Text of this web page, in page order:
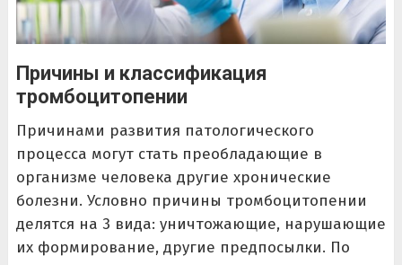
Причины и классификация
тромбоцитопении
Причинами развития патологического
процесса могут стать преобладающие в
организме человека другие хронические
болезни. Условно причины тромбоцитопении
делятся на 3 вида: уничтожающие, нарушающие
их формирование, другие предпосылки. По